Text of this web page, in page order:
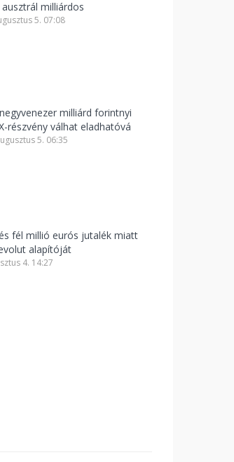
milliárdos
5. 07:08
milliárd forintnyi
részvény válhat eladhatóvá
5. 06:35
fél millió eurós jutalék miatt
alapítóját
4. 14:27